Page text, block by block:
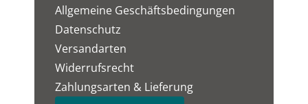
Allgemeine Geschäftsbedingungen
Datenschutz
Versandarten
Widerrufsrecht
Zahlungsarten & Lieferung